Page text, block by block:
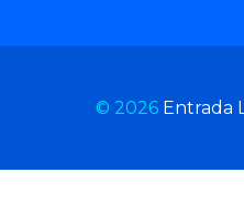
© 2026 Entrada